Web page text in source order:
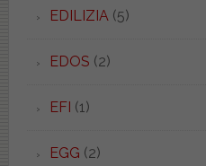
EDILIZIA(5)
EDOS (2)
EFI (1)
EGG (2)